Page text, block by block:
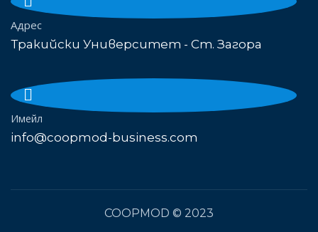
Адрес
Тракийски Университет - Ст. Загора
Имейл
info@coopmod-business.com
COOPMOD © 2023